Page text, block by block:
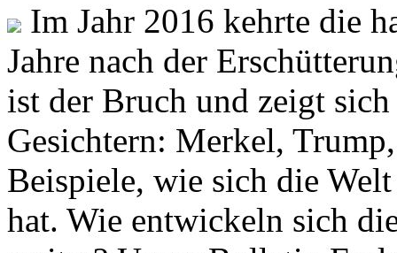
Im Jahr 2016 kehrte die
Jahre nach der
ist der Bruch und zeigt
Gesichtern: Merkel,
Beispiele, wie sich die
hat. Wie entwickeln sich